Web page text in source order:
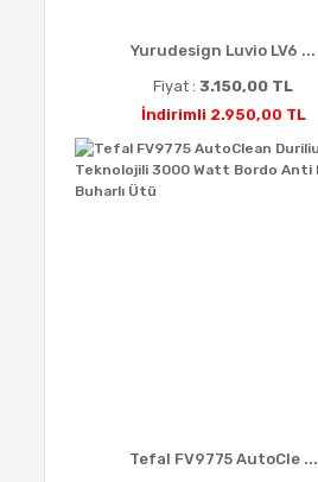
Yurudesign Luvio LV6 ...
Fiyat :3.150,00 TL
İndirimli 2.950,00 TL
Tefal FV9775 AutoCle ...